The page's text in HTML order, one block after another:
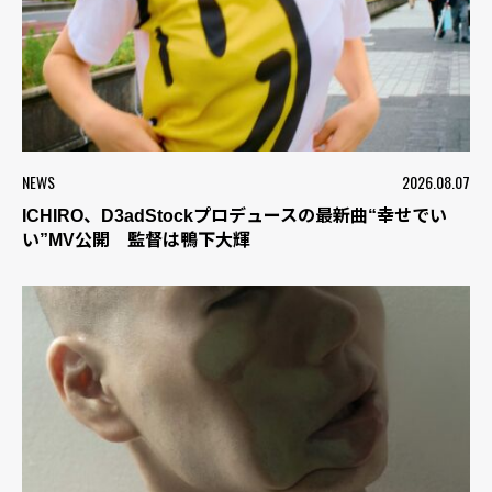
NEWS 2026.08.07
ICHIRO、D3adStockプロデュースの最新曲“幸せでい
い”MV公開 監督は鴨下大輝